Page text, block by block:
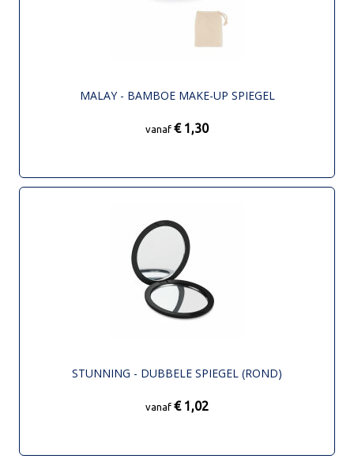
MALAY - BAMBOE MAKE-UP SPIEGEL
vanaf € 1,30
STUNNING - DUBBELE SPIEGEL (ROND)
vanaf € 1,02